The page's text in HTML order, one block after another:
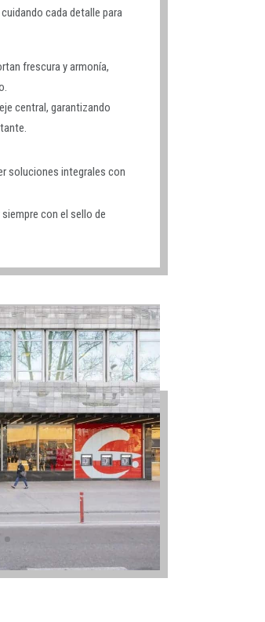
cada detalle para
frescura y armonía,
central, garantizando
soluciones integrales con
con el sello de